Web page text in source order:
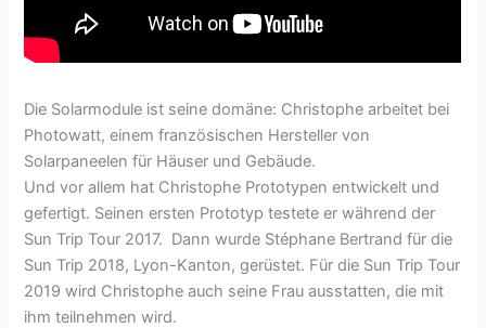
Die Solarmodule ist seine domäne: Christophe arbeitet bei
Photowatt, einem französischen Hersteller von
Solarpaneelen für Häuser und Gebäude.
Und vor allem hat Christophe Prototypen entwickelt und
gefertigt. Seinen ersten Prototyp testete er während der
Sun Trip Tour 2017. Dann wurde Stéphane Bertrand für die
Sun Trip 2018, Lyon-Kanton, gerüstet. Für die Sun Trip Tour
2019 wird Christophe auch seine Frau ausstatten, die mit
ihm teilnehmen wird.